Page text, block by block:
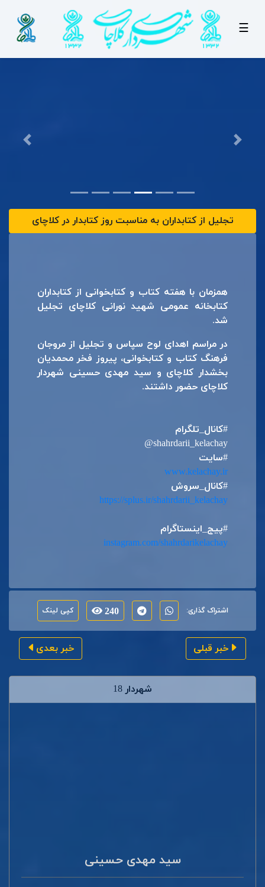
☰
تجلیل از کتابداران به مناسبت روز کتابدار در کلاچای
همزمان با هفته کتاب و کتابخوانی از کتابداران
کتابخانه عمومی شهید نورانی کلاچای تجلیل
شد.
در مراسم اهدای لوح سپاس و تجلیل از مروجان
فرهنگ کتاب و کتابخوانی، پیروز فخر محمدیان
بخشدار کلاچای و سید مهدی حسینی شهردار
کلاچای حضور داشتند.
#کانال_تلگرام
@shahrdarii_kelachay
#سایت
www.kelachay.ir
#کانال_سروش
https://splus.ir/shahrdarii_kelachay
#پیج_اینستاگرام
instagram.com/shahrdarikelachay
اشتراک گذاری: 240 کپی لینک
خبر قبلی خبر بعدی
شهردار 18
سید مهدی حسینی